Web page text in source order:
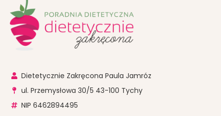
Dietetycznie Zakręcona Paula Jamróz
ul. Przemysłowa 30/5 43-100 Tychy
NIP 6462894495